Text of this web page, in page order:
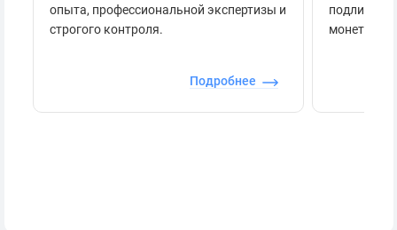
опыта, профессиональной экспертизы и
строгого контроля.
Подробнее
монеты.